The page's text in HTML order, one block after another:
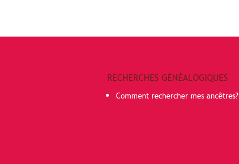
RECHERCHES GÉNÉALOGIQUES
Comment rechercher mes ancêtres?